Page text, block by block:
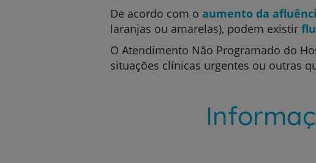
De acordo com o aumento da
laranjas ou amarelas), podem existir
O Atendimento Não Programado do
situações clínicas urgentes ou outras